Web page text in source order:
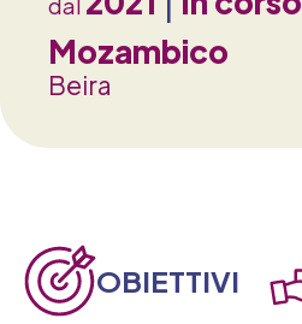
Mozambico
Beira
OBIETTIVI